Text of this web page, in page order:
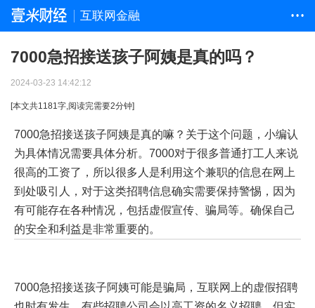
互联网金融 • • •
7000急招接送孩子阿姨是真的吗？
2024-03-23 14:42:12
[本文共1181字,阅读完需要2分钟]
7000急招接送孩子阿姨是真的嘛？关于这个问题，小编认
为具体情况需要具体分析。7000对于很多普通打工人来说
很高的工资了，所以很多人是利用这个兼职的信息在网上
到处吸引人，对于这类招聘信息确实需要保持警惕，因为
有可能存在各种情况，包括虚假宣传、骗局等。确保自己
的安全和利益是非常重要的。
7000急招接送孩子阿姨可能是骗局，互联网上的虚假招聘